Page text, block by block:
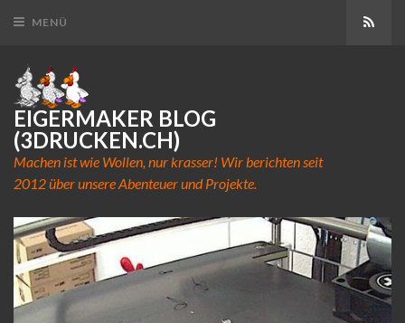
MENÜ
EIGERMAKER BLOG
(3DRUCKEN.CH)
Machen ist wie Wollen, nur krasser! Wir berichten seit
2012 über unsere Abenteuer und Projekte.